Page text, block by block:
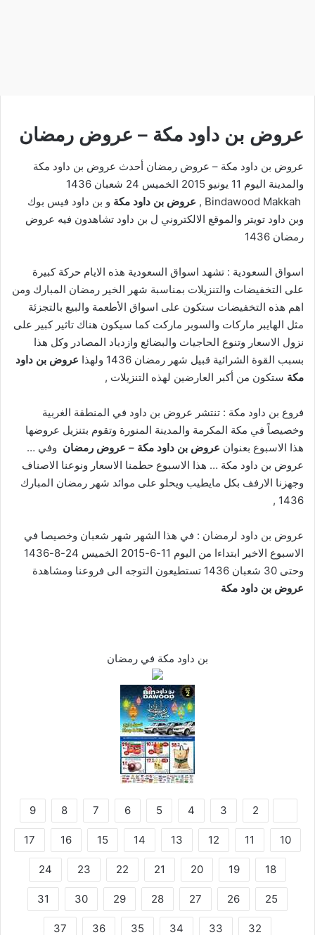
عروض بن داود مكة – عروض رمضان
عروض بن داود مكة – عروض رمضان أحدث عروض بن داود مكة
والمدينة اليوم 11 يونيو 2015 الخميس 24 شعبان 1436
عروض بن داود مكة و بن داود فيس بوك
وبن داود تويتر والموقع الالكتروني ل بن داود تشاهدون فيه عروض
رمضان 1436
اسواق السعودية : تشهد اسواق السعودية هذه الايام حركة كبيرة
على التخفيضات والتنزيلات بمناسبة شهر الخير رمضان المبارك ومن
اهم هذه التخفيضات ستكون على اسواق الأطعمة والبيع بالتجزئة
مثل الهايبر ماركات والسوبر ماركت كما سيكون هناك تاثير كبير على
نزول الاسعار وتنوع الحاجيات والبضائع وازدياد المصادر وكل هذا
بسبب القوة الشرائية قبيل شهر رمضان 1436 ولهذا
عروض بن داود
مكة ستكون من أكبر العارضين لهذه التنزيلات ,
فروع بن داود مكة : تنتشر عروض بن داود في المنطقة الغربية
وخصيصاً في مكة المكرمة والمدينة المنورة وتقوم بتنزيل عروضها
هذا الاسبوع بعنوان عروض بن داود مكة – عروض رمضان وفي …
عروض بن داود مكة … هذا الاسبوع حطمنا الاسعار ونوعنا الاصناف
وجهزنا الارفف بكل مايطيب ويحلو على موائد شهر رمضان المبارك
1436 ,
عروض بن داود لرمضان : في هذا الشهر شهر شعبان وخصيصا في
الاسبوع الاخير ابتداءا من اليوم 11-6-2015 الخميس 24-8-1436
وحتى 30 شعبان 1436 تستطيعون التوجه الى فروعنا ومشاهدة
عروض بن داود مكة
بن داود مكة في رمضان
2
3
4
5
6
7
8
9
10
11
12
13
14
15
16
17
18
19
20
21
22
23
24
25
26
27
28
29
30
31
32
33
34
35
36
37